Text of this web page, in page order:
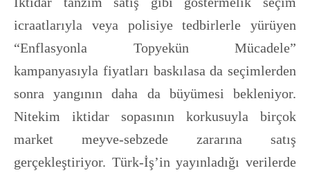
icraatlarıyla veya polisiye tedbirlerle yürüyen
“Enflasyonla Topyekün Mücadele”
kampanyasıyla fiyatları baskılasa da seçimlerden
sonra yangının daha da büyümesi bekleniyor.
Nitekim iktidar sopasının korkusuyla birçok
market meyve-sebzede zararına satış
gerçekleştiriyor. Türk-İş’in yayınladığı verilerde